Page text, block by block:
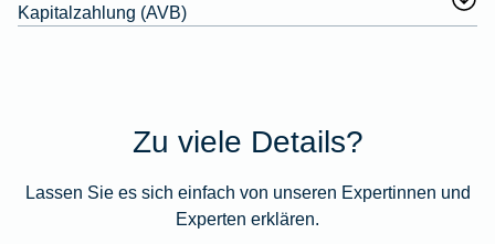
Kapitalzahlung (AVB)
Zu viele Details?
Lassen Sie es sich einfach von unseren Expertinnen und
Experten erklären.